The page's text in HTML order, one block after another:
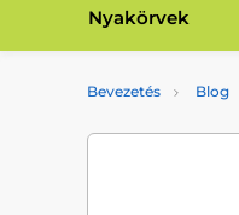
Nyakörvek
Bevezetés Blog